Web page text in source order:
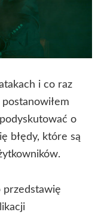
i co raz
o
błędy, które są
przedstawię